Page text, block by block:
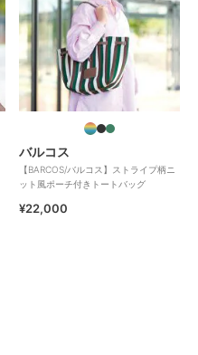
バルコス
【BARCOS/バルコス】ストライプ柄ニ
ット風ポーチ付きトートバッグ
¥22,000